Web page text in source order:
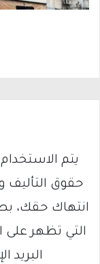
انتهاك حقك،
التي تظهر على
البريد